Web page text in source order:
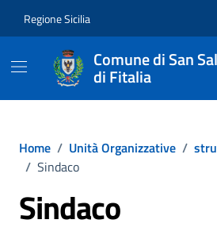
Regione Sicilia
Comune di San
di Fitalia
Home / Unità Organizzative /
/ Sindaco
Sindaco